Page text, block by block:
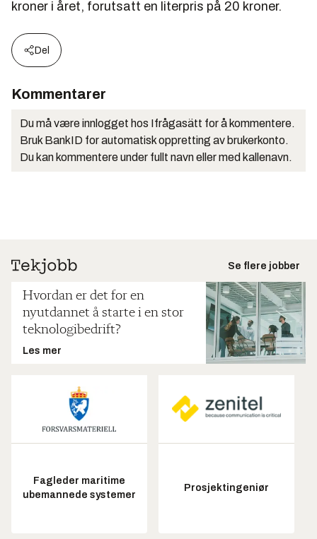
kroner i året, forutsatt en literpris på 20 kroner.
Del
Kommentarer
Du må være innlogget hos Ifrågasätt for å kommentere.
Bruk BankID for automatisk oppretting av brukerkonto.
Du kan kommentere under fullt navn eller med kallenavn.
Se flere jobber
Hvordan er det for en
nyutdannet å starte i en stor
teknologibedrift?
Les mer
Fagleder maritime
ubemannede systemer
Prosjektingeniør